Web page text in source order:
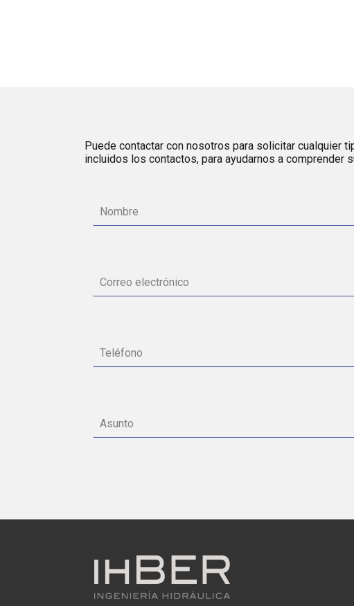
Puede contactar con nosotros para solicitar cualquier
incluidos los contactos, para ayudarnos a comprender